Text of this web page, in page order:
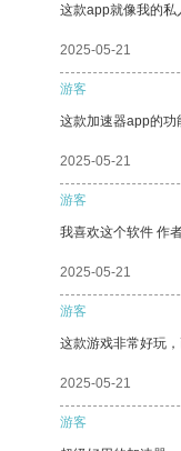
这款app就像我的私
2025-05-21
游客
这款加速器app的功
2025-05-21
游客
我喜欢这个软件 作
2025-05-21
游客
这款游戏非常好玩
2025-05-21
游客